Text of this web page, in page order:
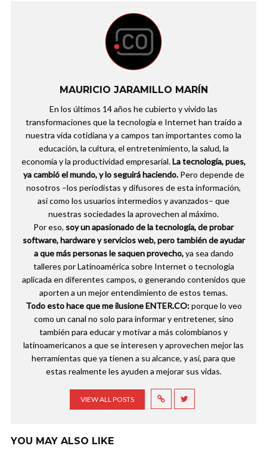
MAURICIO JARAMILLO MARÍN
En los últimos 14 años he cubierto y vivido las
transformaciones que la tecnología e Internet han traído a
nuestra vida cotidiana y a campos tan importantes como la
educación, la cultura, el entretenimiento, la salud, la
economía y la productividad empresarial.La tecnología, pues,
ya cambió el mundo, y lo seguirá haciendo.Pero depende de
nosotros –los periodistas y difusores de esta información,
así como los usuarios intermedios y avanzados– que
nuestras sociedades la aprovechen al máximo.
Por eso, soy un apasionado de la tecnología, de probar
software, hardware y servicios web, pero también de ayudar
a que más personas le saquen provecho,ya sea dando
talleres por Latinoamérica sobre Internet o tecnología
aplicada en diferentes campos, o generando contenidos que
aporten a un mejor entendimiento de estos temas.
Todo esto hace que me ilusione ENTER.CO:porque lo veo
como un canal no solo para informar y entretener, sino
también para educar y motivar a más colombianos y
latinoamericanos a que se interesen y aprovechen mejor las
herramientas que ya tienen a su alcance, y así, para que
estas realmente les ayuden a mejorar sus vidas.
VIEW ALL POSTS
YOU MAY ALSO LIKE